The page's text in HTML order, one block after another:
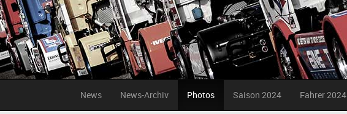
News News-Archiv Photos Saison 2024 Fahrer 2024